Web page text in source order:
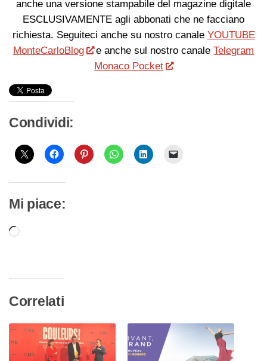
anche una versione stampabile del magazine digitale
ESCLUSIVAMENTE agli abbonati che ne facciano
richiesta. Seguiteci anche su nostro canale YOUTUBE
MonteCarloBlog
e anche sul nostro canaleTelegram
Monaco Pocket
Condividi:
Mi piace:
Caricamento
Correlati